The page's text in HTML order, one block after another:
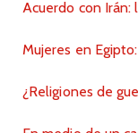
Acuerdo con Irán:
Mujeres en
¿Religiones de